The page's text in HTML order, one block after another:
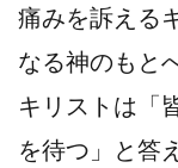
痛みを訴える
なる神のもと
キリストは「
を待つ」と答